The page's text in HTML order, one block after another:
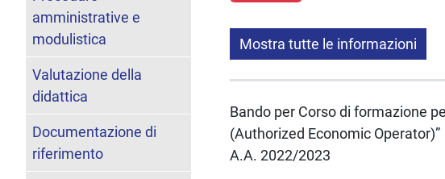
Mostra tutte le informazioni
Bando per Corso di formazione
(Authorized Economic Operator)”
A.A. 2022/2023
amministrative e
modulistica
Valutazione della
didattica
Documentazione di
riferimento